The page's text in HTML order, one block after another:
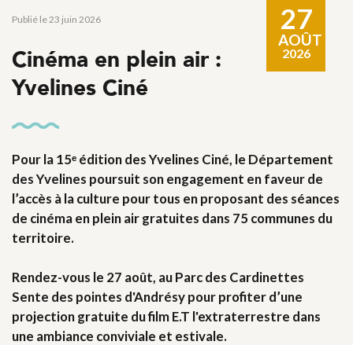
Publié le 23 juin 2026 27
AOÛT
2026
Cinéma en plein air :
Yvelines Ciné
Pour la 15ᵉ édition des Yvelines Ciné, le Département
des Yvelines poursuit son engagement en faveur de
l’accès à la culture pour tous en proposant des séances
de cinéma en plein air gratuites dans 75 communes du
territoire.
Rendez-vous le 27 août, au Parc des Cardinettes
Sente des pointes d'Andrésy pour profiter d’une
projection gratuite du film E.T l'extraterrestre dans
une ambiance conviviale et estivale.